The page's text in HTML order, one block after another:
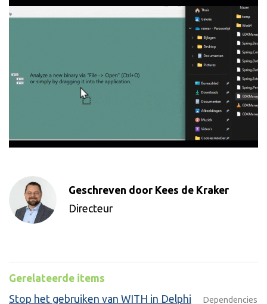
Geschreven door Kees de Kraker
Directeur
Gerelateerde items
Stop het gebruiken van WITH in Delphi
Dependencies